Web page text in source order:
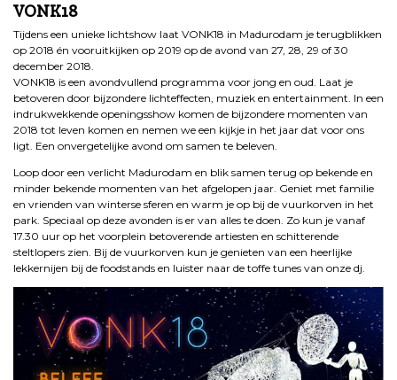
VONK18
Tijdens een unieke lichtshow laat VONK18 in Madurodam je terugblikken
op 2018 én vooruitkijken op 2019 op de avond van 27, 28, 29 of 30
december 2018.
VONK18 is een avondvullend programma voor jong en oud. Laat je
betoveren door bijzondere lichteffecten, muziek en entertainment. In een
indrukwekkende openingsshow komen de bijzondere momenten van
2018 tot leven komen en nemen we een kijkje in het jaar dat voor ons
ligt. Een onvergetelijke avond om samen te beleven.
Loop door een verlicht Madurodam en blik samen terug op bekende en
minder bekende momenten van het afgelopen jaar. Geniet met familie
en vrienden van winterse sferen en warm je op bij de vuurkorven in het
park. Speciaal op deze avonden is er van alles te doen. Zo kun je vanaf
17.30 uur op het voorplein betoverende artiesten en schitterende
steltlopers zien. Bij de vuurkorven kun je genieten van een heerlijke
lekkernijen bij de foodstands en luister naar de toffe tunes van onze dj.